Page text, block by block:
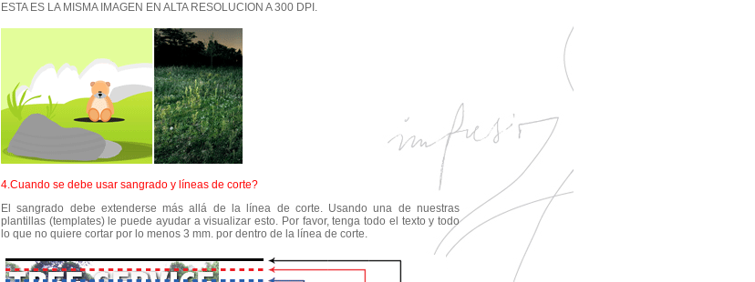
ESTA ES LA MISMA IMAGEN EN ALTA RESOLUCION A 300 DPI.
4.Cuando se debe usar sangrado y líneas de corte?
El sangrado debe extenderse más allá de la línea de corte. Usando una de nuestras
plantillas (templates) le puede ayudar a visualizar esto. Por favor, tenga todo el texto y todo
lo que no quiere cortar por lo menos 3 mm. por dentro de la línea de corte.